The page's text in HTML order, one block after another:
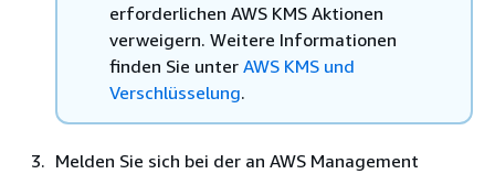
erforderlichen AWS KMS Aktionen
verweigern. Weitere Informationen
finden Sie unter AWS KMS und
Verschlüsselung.
Melden Sie sich bei der an AWS Management